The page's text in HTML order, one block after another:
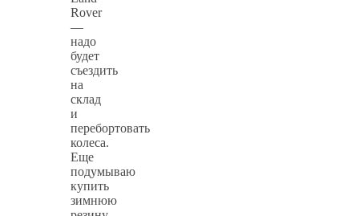
Rover
—
надо
будет
съездить
на
склад
и
перебортовать
колеса.
Еще
подумываю
купить
зимнюю